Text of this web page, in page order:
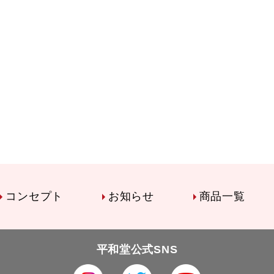
コンセプト お知らせ 商品一覧
平和堂公式SNS